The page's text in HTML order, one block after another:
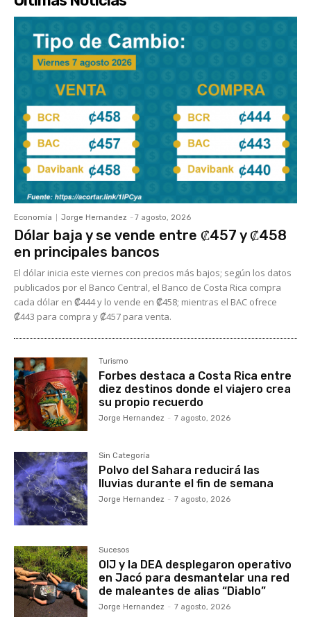
Economía Jorge Hernandez - 7 agosto, 2026
Dólar baja y se vende entre ₡457 y ₡458
en principales bancos
El dólar inicia este viernes con precios más bajos; según los datos
publicados por el Banco Central, el Banco de Costa Rica compra
cada dólar en ₡444 y lo vende en ₡458; mientras el BAC ofrece
₡443 para compra y ₡457 para venta.
Turismo
Forbes destaca a Costa Rica entre
diez destinos donde el viajero crea
su propio recuerdo
Jorge Hernandez - 7 agosto, 2026
Sin Categoría
Polvo del Sahara reducirá las
lluvias durante el fin de semana
Jorge Hernandez - 7 agosto, 2026
Sucesos
OIJ y la DEA desplegaron operativo
en Jacó para desmantelar una red
de maleantes de alias “Diablo”
Jorge Hernandez - 7 agosto, 2026